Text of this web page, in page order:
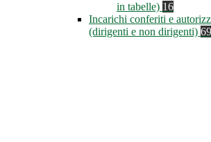
in tabelle) 16
Incarichi conferiti e
(dirigenti e non dirigenti) 69